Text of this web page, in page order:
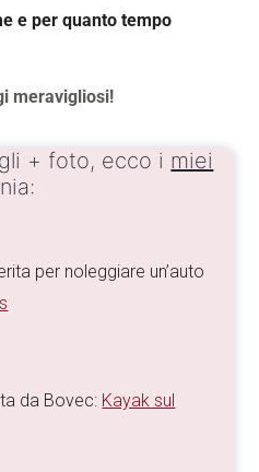
e per quanto tempo
meravigliosi!
+ foto, ecco i miei
per noleggiare un’auto
da Bovec: Kayak sul